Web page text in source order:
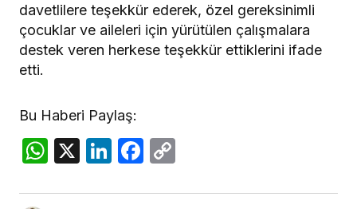
davetlilere teşekkür ederek, özel gereksinimli
çocuklar ve aileleri için yürütülen çalışmalara
destek veren herkese teşekkür ettiklerini ifade
etti.
Bu Haberi Paylaş:
WhatsApp
X LinkedIn
Facebook